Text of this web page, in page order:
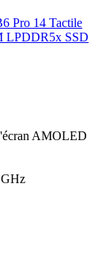
AMOLED
GHz